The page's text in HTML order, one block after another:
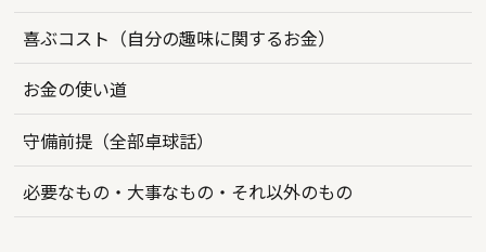
喜ぶコスト（自分の趣味に関するお金）
お金の使い道
守備前提（全部卓球話）
必要なもの・大事なもの・それ以外のもの